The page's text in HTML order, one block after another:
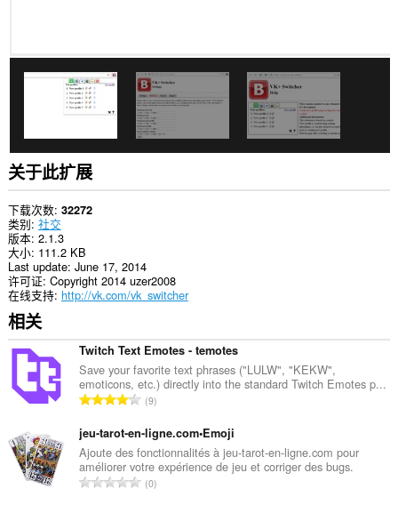
网
站
上
的
数
据。
此
扩
展
可
访
问
您
的
和
活
动。
关于此扩展
下载次数 32272
类别 社交
版本 2.1.3
大小 111.2 KB
Last update June 17, 2014
许可证 Copyright 2014 uzer2008
在线支持 http://vk.com/vk_switcher
相关
Twitch Text Emotes - temotes
Save your favorite text phrases ("LULW", "KEKW",
emoticons, etc.) directly into the standard Twitch Emotes p...
总
分
次
数
：
9
jeu-tarot-en-ligne.com•Emoji
Ajoute des fonctionnalités à jeu-tarot-en-ligne.com pour
améliorer votre expérience de jeu et corriger des bugs.
总
0